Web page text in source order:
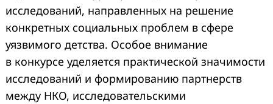
исследований, направленных на решение
конкретных социальных проблем в сфере
уязвимого детства. Особое внимание
в конкурсе уделяется практической значимости
исследований и формированию партнерств
между НКО, исследовательскими